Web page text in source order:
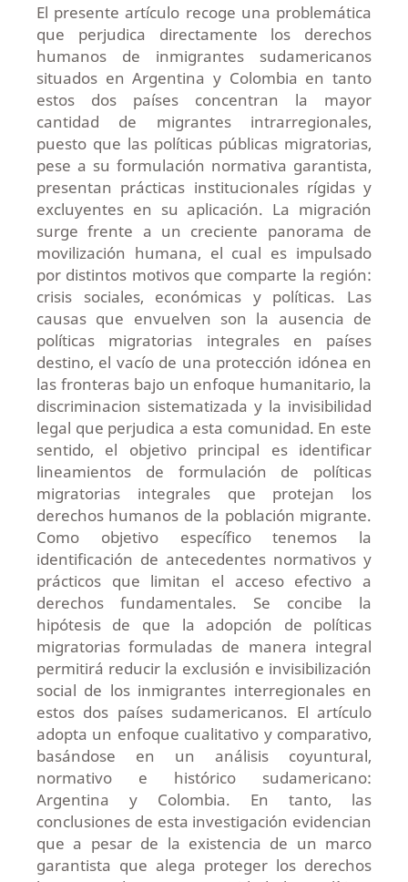
El presente artículo recoge una problemática
que perjudica directamente los derechos
humanos de inmigrantes sudamericanos
situados en Argentina y Colombia en tanto
estos dos países concentran la mayor
cantidad de migrantes intrarregionales,
puesto que las políticas públicas migratorias,
pese a su formulación normativa garantista,
presentan prácticas institucionales rígidas y
excluyentes en su aplicación. La migración
surge frente a un creciente panorama de
movilización humana, el cual es impulsado
por distintos motivos que comparte la región:
crisis sociales, económicas y políticas. Las
causas que envuelven son la ausencia de
políticas migratorias integrales en países
destino, el vacío de una protección idónea en
las fronteras bajo un enfoque humanitario, la
discriminacion sistematizada y la invisibilidad
legal que perjudica a esta comunidad. En este
sentido, el objetivo principal es identificar
lineamientos de formulación de políticas
migratorias integrales que protejan los
derechos humanos de la población migrante.
Como objetivo específico tenemos la
identificación de antecedentes normativos y
prácticos que limitan el acceso efectivo a
derechos fundamentales. Se concibe la
hipótesis de que la adopción de políticas
migratorias formuladas de manera integral
permitirá reducir la exclusión e invisibilización
social de los inmigrantes interregionales en
estos dos países sudamericanos. El artículo
adopta un enfoque cualitativo y comparativo,
basándose en un análisis coyuntural,
normativo e histórico sudamericano:
Argentina y Colombia. En tanto, las
conclusiones de esta investigación evidencian
que a pesar de la existencia de un marco
garantista que alega proteger los derechos